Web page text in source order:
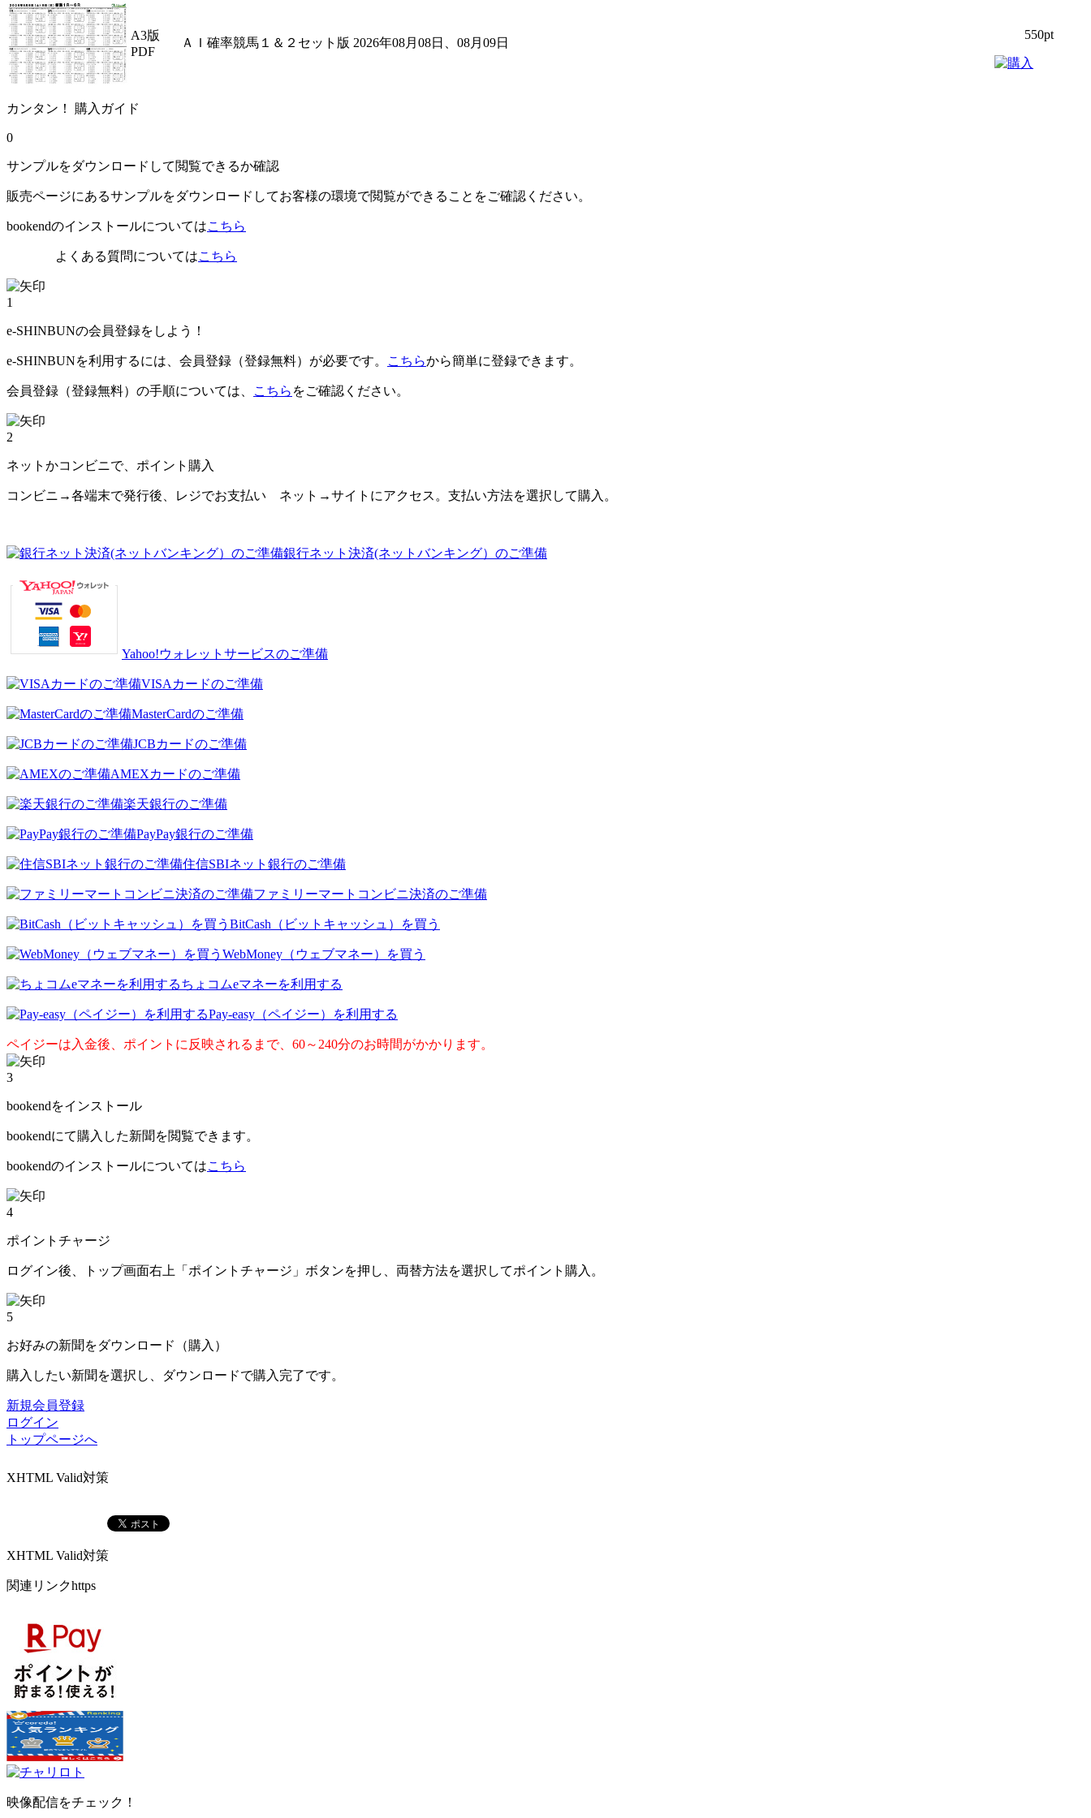
A3版
PDF
ＡＩ確率競馬１＆２セット版 2026年08月08日、08月09日
550pt
カンタン！ 購入ガイド
0
サンプルをダウンロードして閲覧できるか確認
販売ページにあるサンプルをダウンロードしてお客様の環境で閲覧ができることをご確認ください。
bookendのインストールについてはこちら
よくある質問についてはこちら
1
e-SHINBUNの会員登録をしよう！
e-SHINBUNを利用するには、会員登録（登録無料）が必要です。 こちらから簡単に登録できます。
会員登録（登録無料）の手順については、 こちら をご確認ください。
2
ネットかコンビニで、ポイント購入
コンビニ→各端末で発行後、レジでお支払い ネット→サイトにアクセス。支払い方法を選択して購入。
銀行ネット決済(ネットバンキング）のご準備
Yahoo!ウォレットサービスのご準備
VISAカードのご準備
MasterCardのご準備
JCBカードのご準備
AMEXカードのご準備
楽天銀行のご準備
PayPay銀行のご準備
住信SBIネット銀行のご準備
ファミリーマートコンビニ決済のご準備
BitCash（ビットキャッシュ）を買う
WebMoney（ウェブマネー）を買う
ちょコムeマネーを利用する
Pay-easy（ペイジー）を利用する
ペイジーは入金後、ポイントに反映されるまで、60～240分のお時間がかかります。
3
bookendをインストール
bookendにて購入した新聞を閲覧できます。
bookendのインストールについてはこちら
4
ポイントチャージ
ログイン後、トップ画面右上「ポイントチャージ」ボタンを押し、両替方法を選択してポイント購入。
5
お好みの新聞をダウンロード（購入）
購入したい新聞を選択し、ダウンロードで購入完了です。
新規会員登録
ログイン
トップページへ
XHTML Valid対策
XHTML Valid対策
関連リンクhttps
映像配信をチェック！